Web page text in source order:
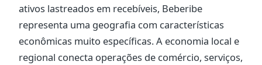
ativos lastreados em recebíveis, Beberibe
representa uma geografia com características
econômicas muito específicas. A economia local e
regional conecta operações de comércio, serviços,